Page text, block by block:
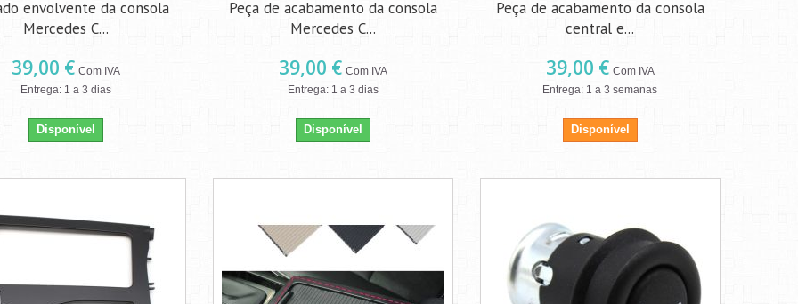
envolvente da consola
Mercedes C...
39,00 € Com IVA
Entrega: 1 a 3 dias
Disponível
Peça de acabamento da consola
Mercedes C...
39,00 € Com IVA
Entrega: 1 a 3 dias
Disponível
Peça de acabamento da consola
central e...
39,00 € Com IVA
Entrega: 1 a 3 semanas
Disponível